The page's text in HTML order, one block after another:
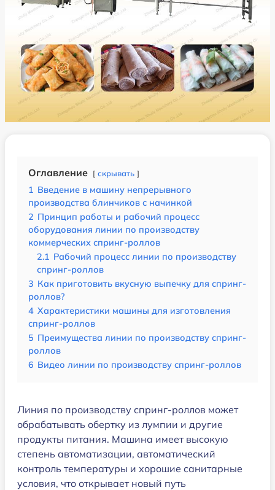
Оглавление скрывать
1 Введение в машину непрерывного
производства блинчиков с начинкой
2 Принцип работы и рабочий процесс
оборудования линии по производству
коммерческих спринг-роллов
2.1 Рабочий процесс линии по производству
спринг-роллов
3 Как приготовить вкусную выпечку для спринг-
роллов?
4 Характеристики машины для изготовления
спринг-роллов
5 Преимущества линии по производству спринг-
роллов
6 Видео линии по производству спринг-роллов
Линия по производству спринг-роллов может
обрабатывать обертку из лумпии и другие
продукты питания. Машина имеет высокую
степень автоматизации, автоматический
контроль температуры и хорошие санитарные
условия, что открывает новый путь